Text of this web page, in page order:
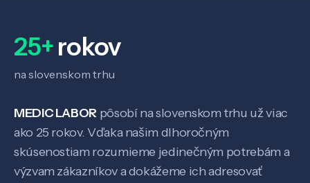
25+rokov
na slovenskom trhu
MEDIC LABOR pôsobí na slovenskom trhu už viac
ako 25 rokov. Vďaka našim dlhoročným
skúsenostiam rozumieme jedinečným potrebám a
výzvam zákazníkov a dokážeme ich adresovať